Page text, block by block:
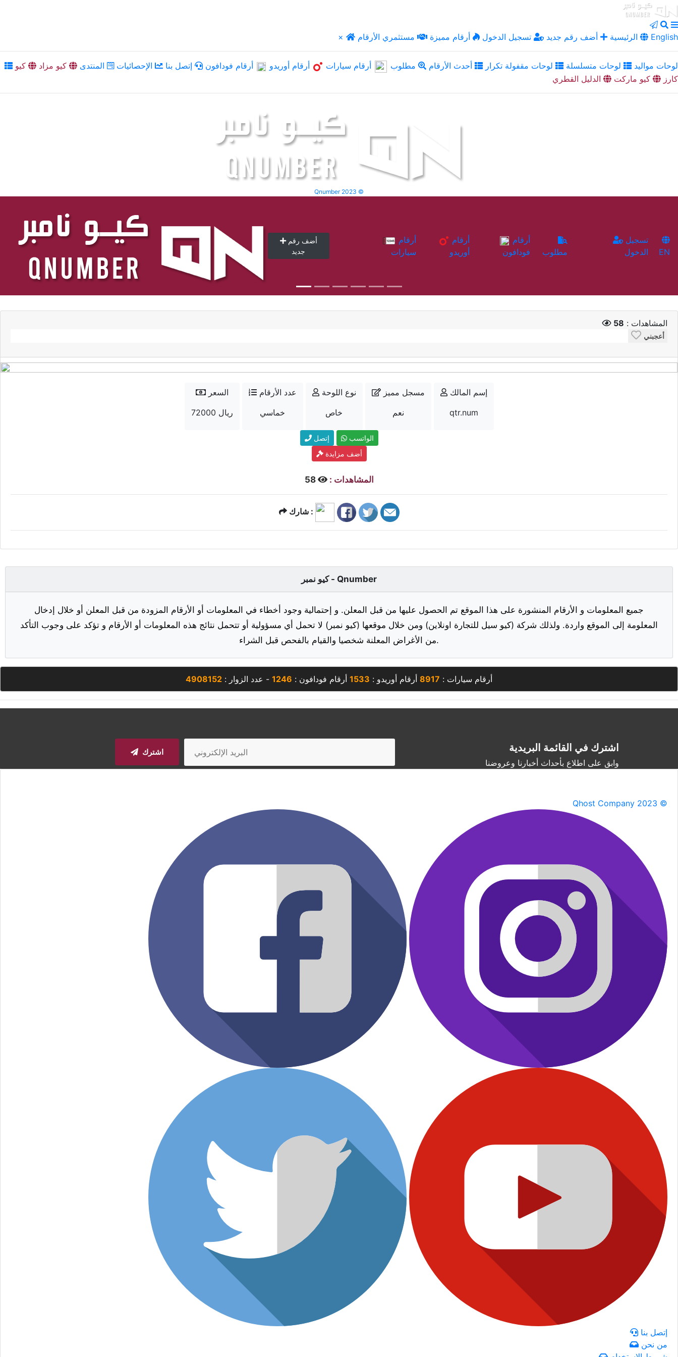
× الرئيسية أضف رقم جديد تسجيل الدخول أرقام مميزة مستثمري الأرقام English
لوحات مواليد لوحات متسلسلة لوحات مقفولة تكرار أحدث الأرقام مطلوب أرقام سيارات أرقام أوريدو أرقام فودافون إتصل بنا الإحصائيات المنتدى كيو مزاد
كيو
كارز
كيو ماركت الدليل القطري
Qnumber 2023 ©
أضف رقم
جديد
سيارات
أوريدو
فودافون
مطلوب
الدخول
EN
المشاهدات : 58
أعجبني
السعر
72000 ريال
عدد الأرقام
خماسي
نوع اللوحة
خاص
مسجل مميز
نعم
إسم المالك
qtr.num
إتصل
الواتسب
أضف مزايدة
المشاهدات : 58
شارك :
كيو نمبر - Qnumber
جميع المعلومات و الأرقام المنشورة على هذا الموقع تم الحصول عليها من قبل المعلن. و إحتمالية وجود أخطاء في المعلومات أو الأرقام المزودة من قبل المعلن أو خلال إدخال
المعلومة إلى الموقع واردة. ولذلك شركة (كيو سيل للتجارة اونلاين) ومن خلال موقعها (كيو نمبر) لا تحمل أي مسؤولية أو تتحمل نتائج هذه المعلومات أو الأرقام و تؤكد على وجوب التأكد
من الأغراض المعلنة شخصيا والقيام بالفحص قبل الشراء.
أرقام سيارات : 8917 أرقام أوريدو : 1533 أرقام فودافون : 1246 - عدد الزوار : 4908152
اشترك في القائمة البريدية
وابق على اطلاع بأحداث أخبارنا وعروضنا
اشترك
Qhost Company 2023 ©
إتصل بنا
من نحن